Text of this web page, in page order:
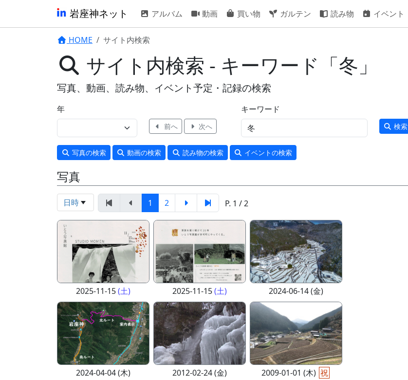
岩座神ネット アルバム 動画 買い物 ガルテン 読み物 イベント
HOME サイト内検索
サイト内検索 - キーワード「冬」
写真、動画、読み物、イベント予定・記録の検索
年
前へ 次へ
キーワード
検索
写真の検索 動画の検索 読み物の検索 イベントの検索
写真
日時 1 2 P. 1 / 2
2025-11-15(土) 2025-11-15(土) 2024-06-14 (金)
2024-04-04 (木) 2012-02-24 (金) 2009-01-01 (木) 祝